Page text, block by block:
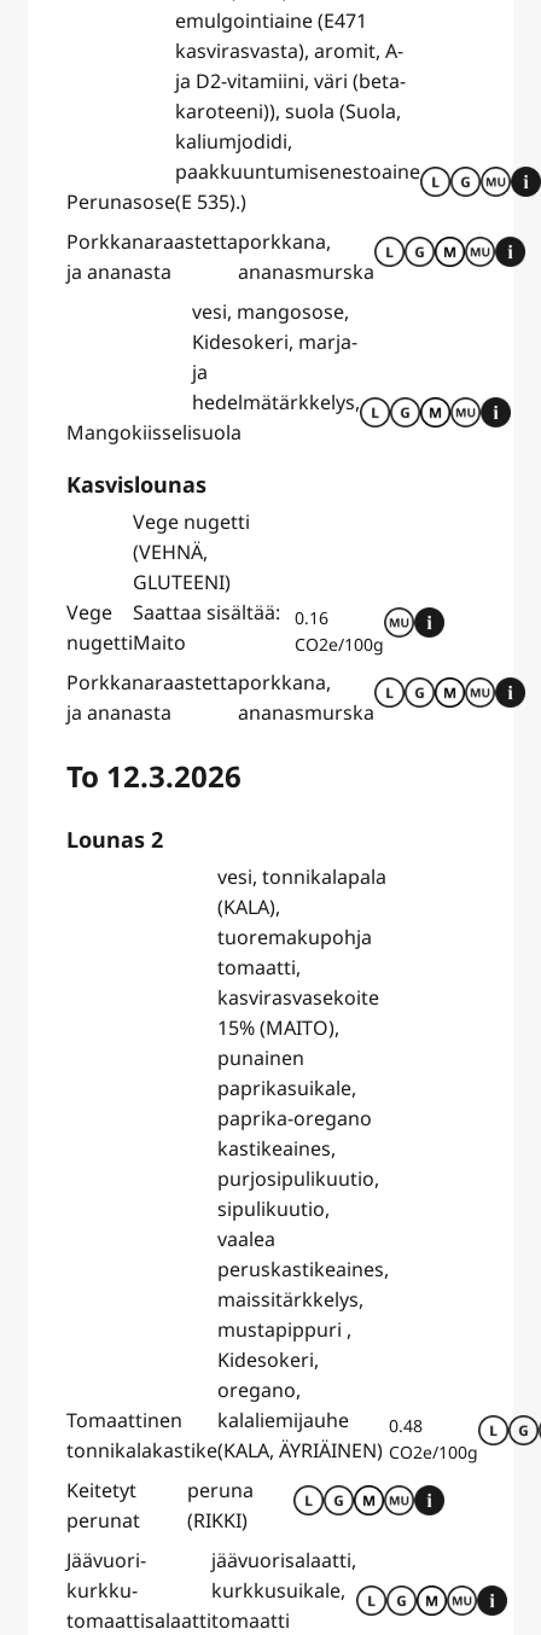
Perunasose
emulgointiaine (E471
kasvirasvasta), aromit, A-
ja D2-vitamiini, väri (beta-
karoteeni)), suola (Suola,
kaliumjodidi,
paakkuuntumisenestoaine
(E 535).)
Porkkanaraastetta
ja ananasta
porkkana,
ananasmurska
Mangokiisseli
vesi, mangosose,
Kidesokeri, marja-
ja
hedelmätärkkelys,
suola
Kasvislounas
Vege
nugetti
Vege nugetti
(VEHNÄ,
GLUTEENI)
Saattaa sisältää:
Maito
0.16
CO2e/100g
Porkkanaraastetta
ja ananasta
porkkana,
ananasmurska
To 12.3.2026
Lounas 2
Tomaattinen
tonnikalakastike
vesi, tonnikalapala
(KALA),
tuoremakupohja
tomaatti,
kasvirasvasekoite
15% (MAITO),
punainen
paprikasuikale,
paprika-oregano
kastikeaines,
purjosipulikuutio,
sipulikuutio,
vaalea
peruskastikeaines,
maissitärkkelys,
mustapippuri ,
Kidesokeri,
oregano,
kalaliemijauhe
(KALA, ÄYRIÄINEN)
0.48
CO2e/100g
Keitetyt
perunat
peruna
(RIKKI)
Jäävuori-
kurkku-
tomaattisalaatti
jäävuorisalaatti,
kurkkusuikale,
tomaatti